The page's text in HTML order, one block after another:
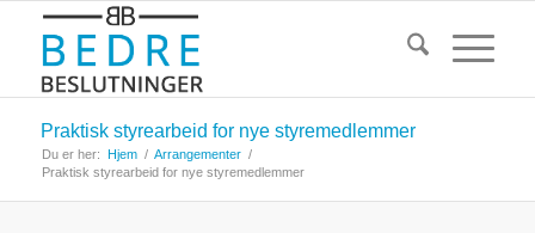
Praktisk styrearbeid for nye styremedlemmer
Du er her: Hjem / Arrangementer /
Praktisk styrearbeid for nye styremedlemmer